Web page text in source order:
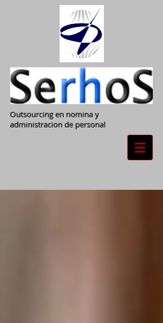
Outsourcing en nomina y
administracion de personal